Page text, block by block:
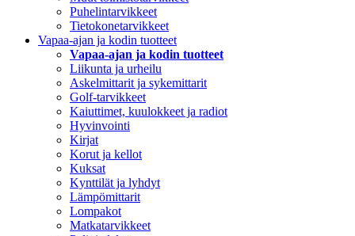
Puhelintarvikkeet
Tietokonetarvikkeet
Vapaa-ajan ja kodin tuotteet
Vapaa-ajan ja kodin tuotteet
Liikunta ja urheilu
Askelmittarit ja sykemittarit
Golf-tarvikkeet
Kaiuttimet, kuulokkeet ja radiot
Hyvinvointi
Kirjat
Korut ja kellot
Kuksat
Kynttilät ja lyhdyt
Lämpömittarit
Lompakot
Matkatarvikkeet